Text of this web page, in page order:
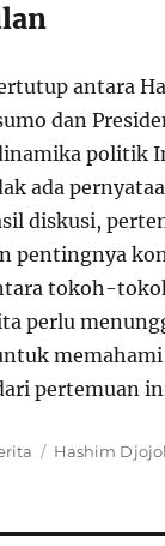
antara
dan
politik
ada
diskusi,
pentingnya
tokoh-
perlu
pertemuan
Tags
Hashim